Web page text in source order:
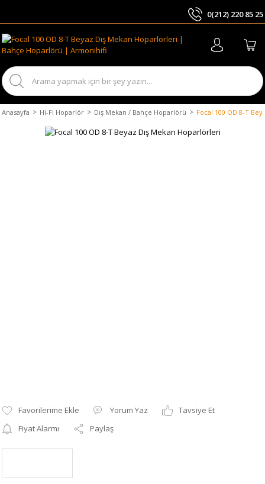
0(212) 220 85 25
Anasayfa Hi-Fi Hoparlör Dış Mekan / Bahçe Hoparlörü Focal 100 OD 8-T
Yorum Yaz
Tavsiye Et
Fiyat Alarmı
Paylaş